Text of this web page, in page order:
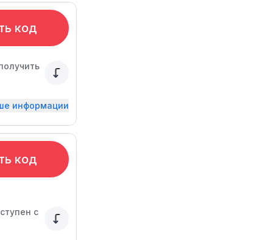
код
информации
код
с